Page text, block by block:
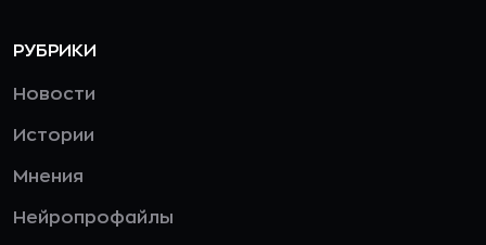
РУБРИКИ
Новости
Истории
Мнения
Нейропрофайлы